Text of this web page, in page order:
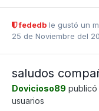
fededb le gustó un
25 de Noviembre del
saludos
Dovicioso89 publicó
usuarios